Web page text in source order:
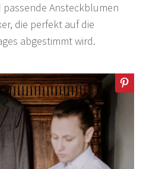
Ansteckblumen
die perfekt auf die
abgestimmt wird.